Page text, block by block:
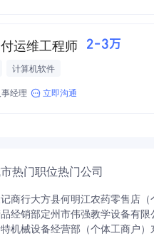
运维工程师 2-3万
计算机软件
经理
立即沟通
热门职位热门公司
商行大方县何明江农药零售店（
经销部定州市伟强教学设备有限
机械设备经营部（个体工商户）